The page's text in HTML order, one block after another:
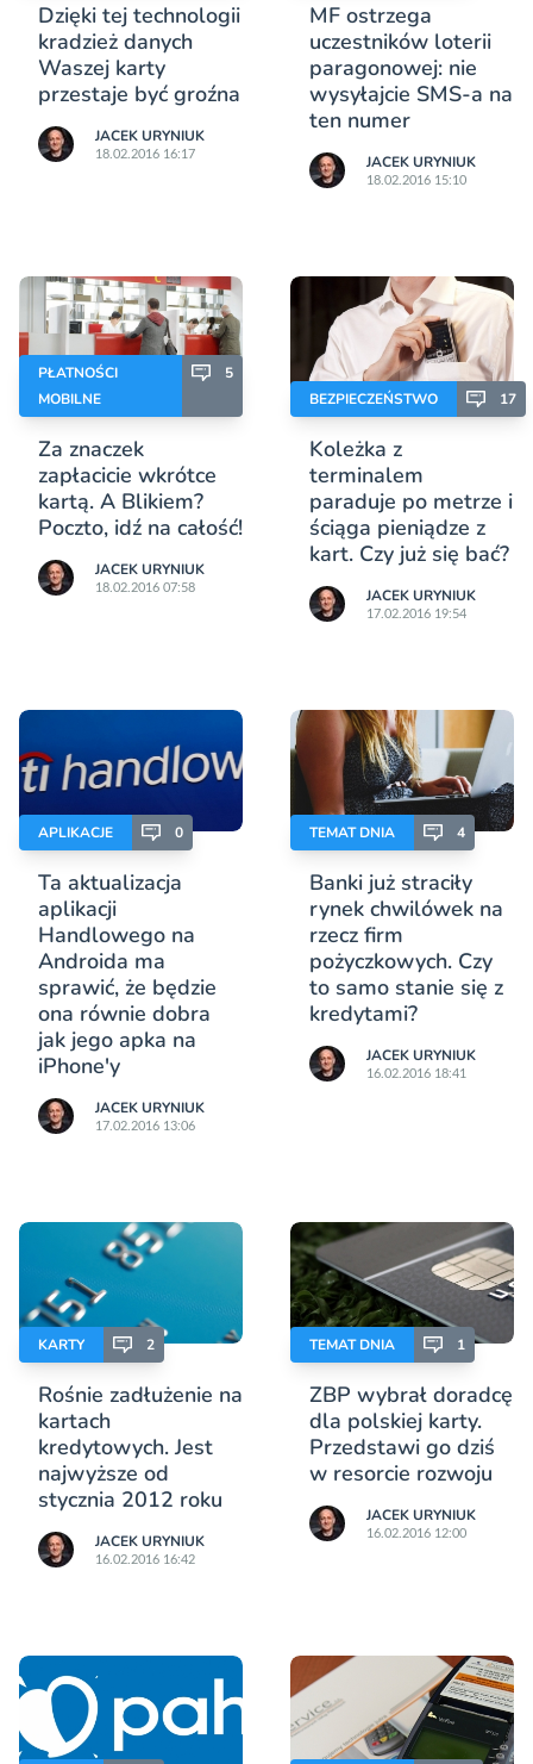
Dzięki tej technologii
kradzież danych
Waszej karty
przestaje być groźna
JACEK URYNIUK
18.02.2016 16:17
MF ostrzega
uczestników loterii
paragonowej: nie
wysyłajcie SMS-a na
ten numer
JACEK URYNIUK
18.02.2016 15:10
PŁATNOŚCI
MOBILNE
5
Za znaczek
zapłacicie wkrótce
kartą. A Blikiem?
Poczto, idź na całość!
JACEK URYNIUK
18.02.2016 07:58
BEZPIECZEŃSTWO 17
Koleżka z
terminalem
paraduje po metrze i
ściąga pieniądze z
kart. Czy już się bać?
JACEK URYNIUK
17.02.2016 19:54
APLIKACJE 0
Ta aktualizacja
aplikacji
Handlowego na
Androida ma
sprawić, że będzie
ona równie dobra
jak jego apka na
iPhone'y
JACEK URYNIUK
17.02.2016 13:06
TEMAT DNIA 4
Banki już straciły
rynek chwilówek na
rzecz firm
pożyczkowych. Czy
to samo stanie się z
kredytami?
JACEK URYNIUK
16.02.2016 18:41
KARTY 2
Rośnie zadłużenie na
kartach
kredytowych. Jest
najwyższe od
stycznia 2012 roku
JACEK URYNIUK
16.02.2016 16:42
TEMAT DNIA 1
ZBP wybrał doradcę
dla polskiej karty.
Przedstawi go dziś
w resorcie rozwoju
JACEK URYNIUK
16.02.2016 12:00